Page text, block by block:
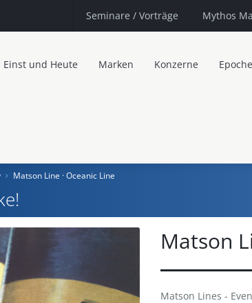
Seminare / Vorträge Mythos
Einst und Heute Marken Konzerne Epoche
Matson Line · Oceanic Line
Matson
Matson Lines -